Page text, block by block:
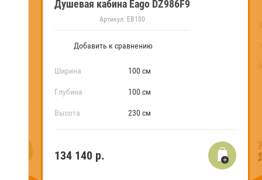
Душевая кабина Eago DZ986F9
Артикул: EB100
Добавить к сравнению
Ширина 100 см
Глубина 100 см
Высота 230 см
134 140 р.